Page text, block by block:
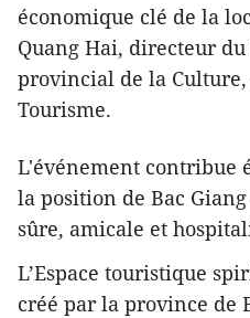
économique clé de la
Quang Hai, directeur
provincial de la Culture,
Tourisme.
L'événement contribue
la position de Bac
sûre, amicale et
L’Espace touristique
créé par la province de